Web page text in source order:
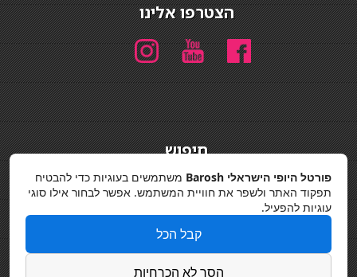
הצטרפו אלינו
חיפוש
מדיניות פרטיות
פורטל היופי הישראלי Barosh
משתמשים בעוגיות כדי להבטיח
תפקוד האתר ולשפר את חוויית המשתמש. אפשר לבחור אילו סוגי
עוגיות להפעיל.
קבל הכל
הסר לא הכרחיות